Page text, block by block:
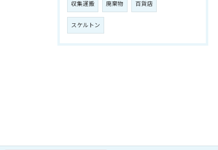
収集運搬 廃棄物 百貨店
スケルトン